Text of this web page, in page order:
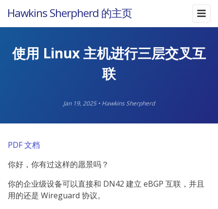
Hawkins Sherpherd 的主页
使用 Linux 主机进行三层交叉互
联
Jan 19, 2025 • Hawkins Sherpherd
PDF 文档
你好，你有过这样的愿景吗？
你的企业级设备可以直接和 DN42 建立 eBGP 互联，并且
用的还是 Wireguard 协议。